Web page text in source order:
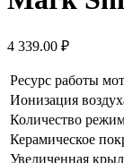
4 339.00 ₽
Ресурс работы
Ионизация
Количество
Керамическое
Увеличенная